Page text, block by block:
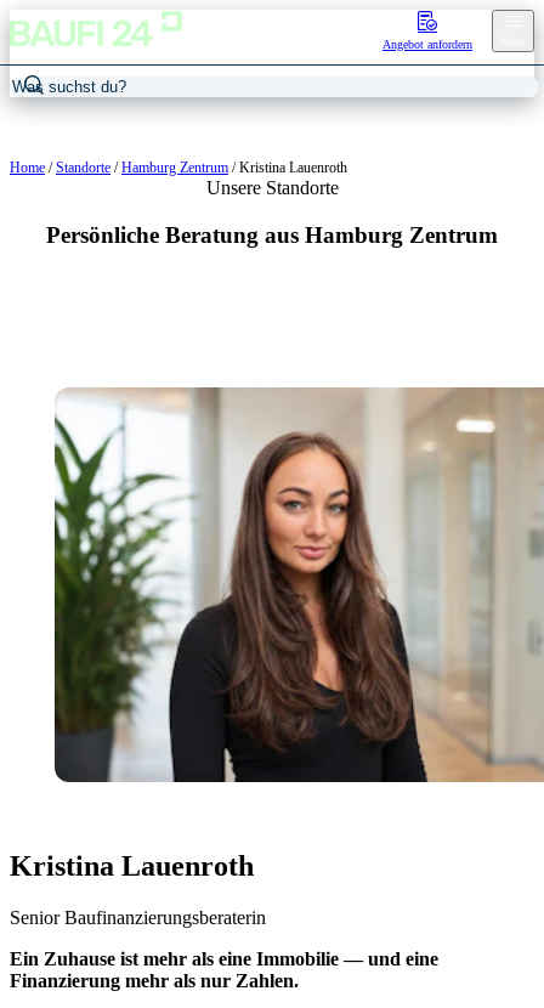
Angebot anfordern
Home /Standorte /Hamburg Zentrum /Kristina Lauenroth
Unsere Standorte
Persönliche Beratung aus Hamburg Zentrum
Kristina Lauenroth
Senior Baufinanzierungsberaterin
Ein Zuhause ist mehr als eine Immobilie — und eine
Finanzierung mehr als nur Zahlen.